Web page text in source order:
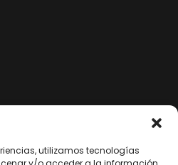
utilizamos tecnologías